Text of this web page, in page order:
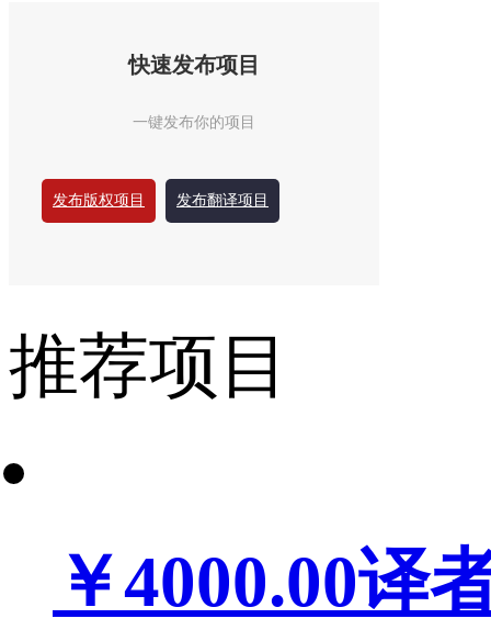
快速发布项目
一键发布你的项目
发布版权项目 发布翻译项目
推荐项目
￥4000.00译